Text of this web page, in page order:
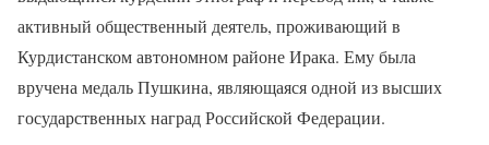
активный общественный деятель, проживающий в
Курдистанском автономном районе Ирака. Ему была
вручена медаль Пушкина, являющаяся одной из высших
государственных наград Российской Федерации.